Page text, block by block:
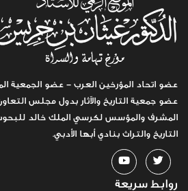
عضو اتحاد المؤرخين العرب - عضو الجمعية
عضو جمعية التاريخ والآثار بدول مجلس
المشرف والمؤسس لكرسي الملك خالد
التاريخ والتراث بنادي أبها الأدبي.
روابط سريعة